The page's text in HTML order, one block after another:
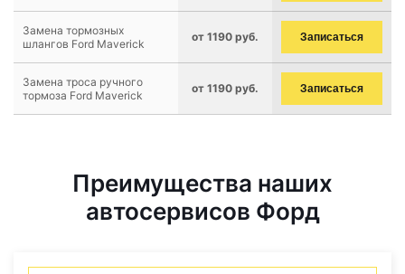
Замена тормозных
шлангов Ford Maverick
от 1190 руб. Записаться
Замена троса ручного
тормоза Ford Maverick
от 1190 руб. Записаться
Преимущества наших
автосервисов Форд